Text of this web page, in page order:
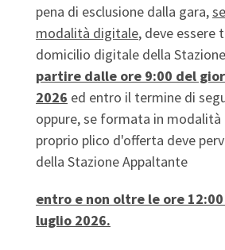
pena di esclusione dalla gara,
modalità digitale, deve essere
domicilio digitale della
partire dalle ore 9:00 del
2026 ed entro il termine di
oppure, se formata in modalità
proprio plico d'offerta deve
della Stazione Appaltante
entro e non oltre le ore
luglio 2026.